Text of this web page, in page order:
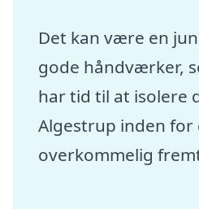
Det kan være en
gode håndværker,
har tid til at isolere
Algestrup inden for
overkommelig